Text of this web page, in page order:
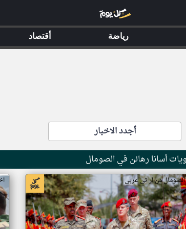
أجدد الاخبار
أسانا رهائن في الصومال
الصومال من ار تي عربي
رياضة أقتصاد